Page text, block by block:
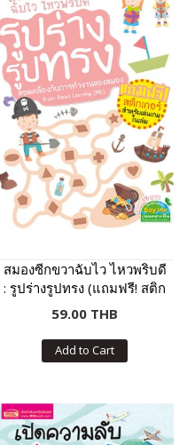
สมองซีกขวาฉับไว ไหวพริบดี
: รูปร่างรูปทรง (แถมฟรี! สติก
เกอร์)
59.00 THB
Add to Cart